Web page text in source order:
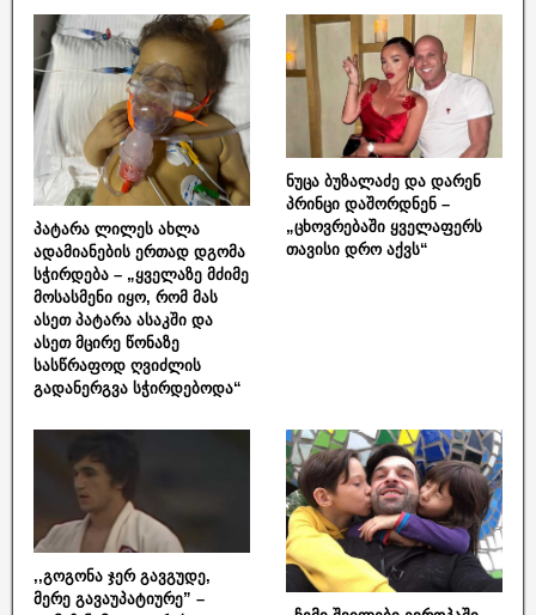
პატარა ლილეს ახლა
ადამიანების ერთად დგომა
სჭირდება – „ყველაზე მძიმე
მოსასმენი იყო, რომ მას
ასეთ პატარა ასაკში და
ასეთ მცირე წონაზე
სასწრაფოდ ღვიძლის
გადანერგვა სჭირდებოდა“
ნუცა ბუზალაძე და დარენ
პრინცი დაშორდნენ –
„ცხოვრებაში ყველაფერს
თავისი დრო აქვს“
,,გოგონა ჯერ გავგუდე,
მერე გავაუპატიურე” –